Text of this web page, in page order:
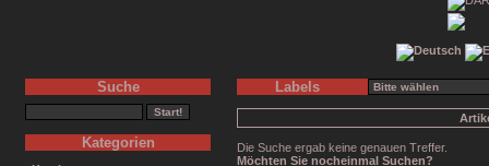
Suche
Kategorien
Labels
Die Suche ergab keine genauen Treffer.
Möchten Sie nocheinmal Suchen?